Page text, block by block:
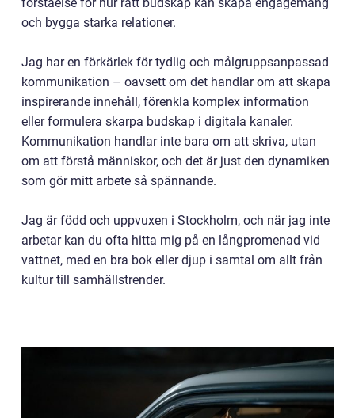
och bygga starka relationer.
Jag har en förkärlek för tydlig och målgruppsanpassad
kommunikation – oavsett om det handlar om att skapa
inspirerande innehåll, förenkla komplex information
eller formulera skarpa budskap i digitala kanaler.
Kommunikation handlar inte bara om att skriva, utan
om att förstå människor, och det är just den dynamiken
som gör mitt arbete så spännande.
Jag är född och uppvuxen i Stockholm, och när jag inte
arbetar kan du ofta hitta mig på en långpromenad vid
vattnet, med en bra bok eller djup i samtal om allt från
kultur till samhällstrender.